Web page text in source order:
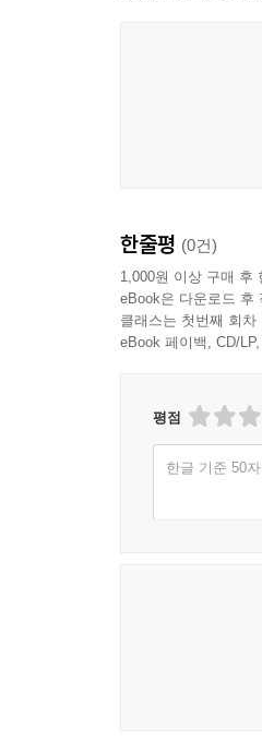
한줄평 (0건)
1,000원 이상 구매 후
eBook은 다운로드 후
클래스는 첫번째 회
eBook 페이백, CD/
평점
한글 기준 50